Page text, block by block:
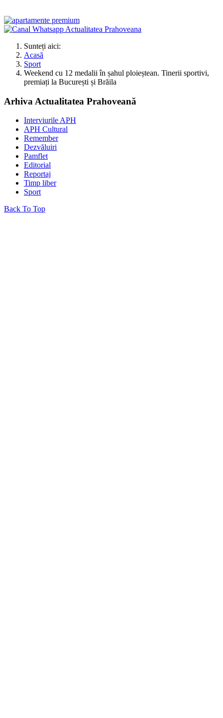
Sunteți aici:
Acasă
Sport
Weekend cu 12 medalii în șahul ploieștean. Tinerii sportivi,
premiați la București și Brăila
Arhiva Actualitatea Prahoveană
Interviurile APH
APH Cultural
Remember
Dezvăluiri
Pamflet
Editorial
Reportaj
Timp liber
Sport
Back To Top